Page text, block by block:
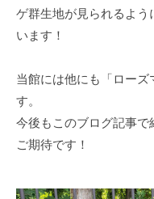
ゲ群生地が見られるよ
います！
当館には他にも「ローズ
す。
今後もこのブログ記事で
ご期待です！